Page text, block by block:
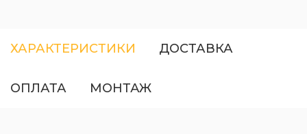
ХАРАКТЕРИСТИКИ ДОСТАВКА
ОПЛАТА МОНТАЖ